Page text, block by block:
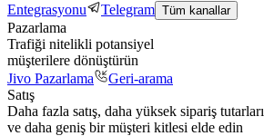
Entegrasyonu
Telegram Tüm kanallar
Pazarlama
Trafiği nitelikli potansiyel
müşterilere dönüştürün
Jivo Pazarlama
Geri-arama
Satış
Daha fazla satış, daha yüksek sipariş tutarları
ve daha geniş bir müşteri kitlesi elde edin